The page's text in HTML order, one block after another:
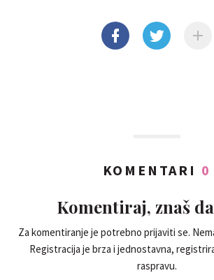
KOMENTARI 0
Komentiraj, znaš
Za komentiranje je potrebno prijaviti se.
Registracija je brza i jednostavna,
raspravu.